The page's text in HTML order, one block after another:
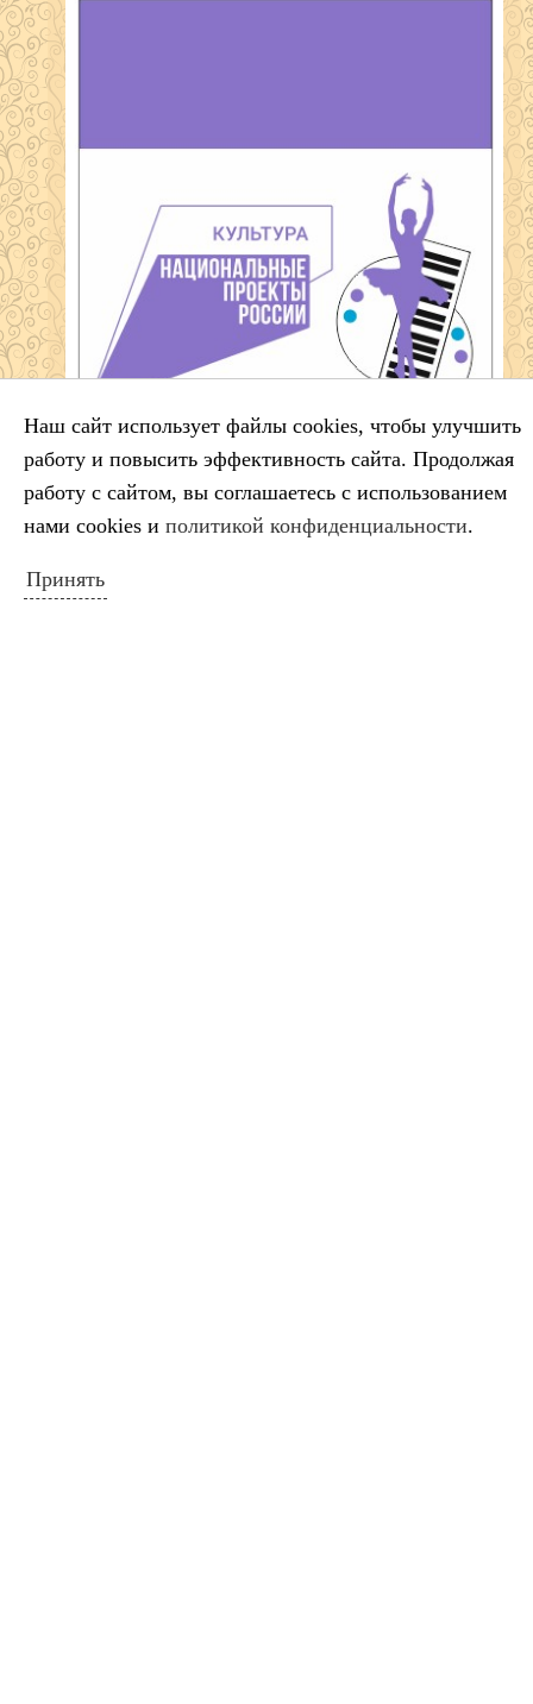
Наш сайт использует файлы cookies, чтобы улучшить
работу и повысить эффективность сайта. Продолжая
работу с сайтом, вы соглашаетесь с использованием
нами cookies и политикой конфиденциальности.
Принять